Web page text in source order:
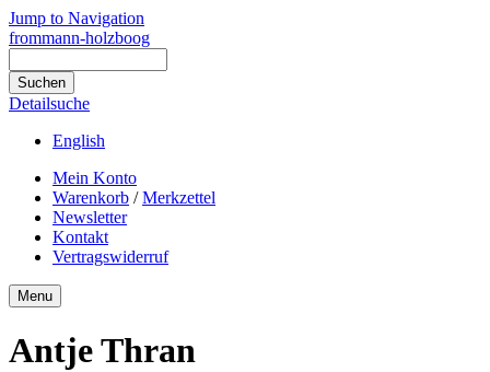
Jump to Navigation
frommann-holzboog
Detailsuche
English
Mein Konto
Warenkorb /Merkzettel
Newsletter
Kontakt
Vertragswiderruf
Menu
Antje Thran